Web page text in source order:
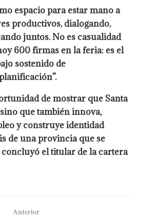
espacio para estar mano a
productivos, dialogando,
juntos. No es casualidad
600 firmas en la feria: es el
sostenido de
de mostrar que Santa
que también innova,
y construye identidad
de una provincia que se
concluyó el titular de la cartera
Anterior